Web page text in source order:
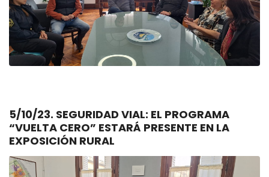
5/10/23. SEGURIDAD VIAL: EL PROGRAMA
“VUELTA CERO” ESTARÁ PRESENTE EN LA
EXPOSICIÓN RURAL